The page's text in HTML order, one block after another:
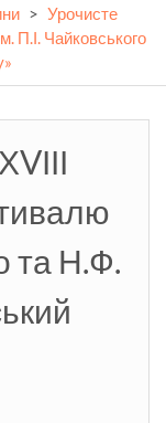
> Урочисте
П.І. Чайковського
та Н.Ф.